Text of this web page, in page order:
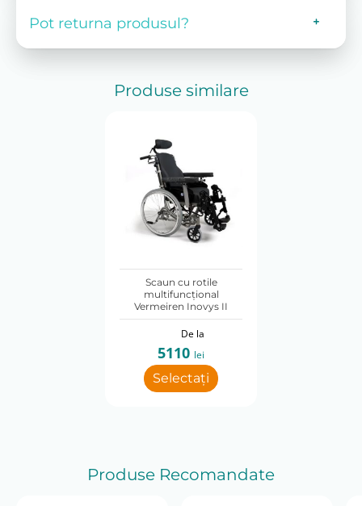
Pot returna produsul?
Produse similare
Scaun cu rotile
multifuncţional
Vermeiren Inovys II
De la
5110 lei
Selectați
Produse Recomandate